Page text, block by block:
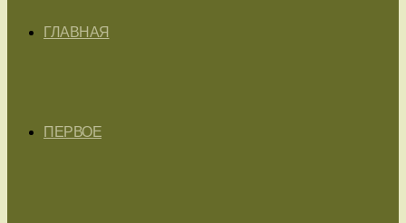
ГЛАВНАЯ
ПЕРВОЕ